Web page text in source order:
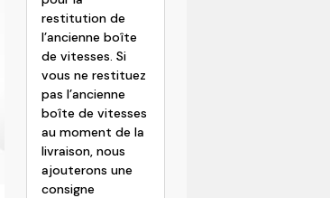
restitution de
l’ancienne boîte
de vitesses. Si
vous ne restituez
pas l’ancienne
boîte de vitesses
au moment de la
livraison, nous
ajouterons une
consigne